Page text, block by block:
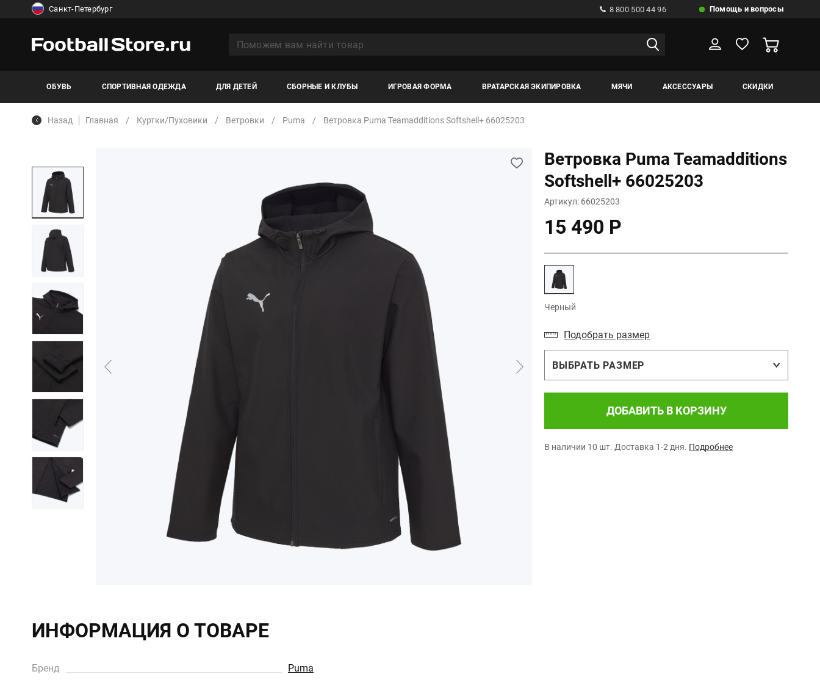
Санкт-Петербург 8 800 500 44 96 Помощь и вопросы
ОБУВЬ СПОРТИВНАЯ ОДЕЖДА ДЛЯ ДЕТЕЙ СБОРНЫЕ И КЛУБЫ ИГРОВАЯ ФОРМА ВРАТАРСКАЯ ЭКИПИРОВКА МЯЧИ АКСЕССУАРЫ СКИДКИ
Назад Главная Куртки/Пуховики Ветровки Puma Ветровка Puma Teamadditions Softshell+ 66025203
Ветровка Puma Teamadditions
Softshell+ 66025203
Артикул: 66025203
15 490 Р
Черный
Подобрать размер
ВЫБРАТЬ РАЗМЕР
ДОБАВИТЬ В КОРЗИНУ
В наличии 10 шт. Доставка 1-2 дня. Подробнее
ИНФОРМАЦИЯ О ТОВАРЕ
Бренд Puma